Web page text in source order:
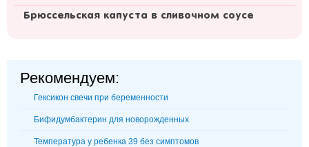
Брюссельская капуста в сливочном соусе
Рекомендуем:
Гексикон свечи при беременности
Бифидумбактерин для новорожденных
Температура у ребенка 39 без симптомов